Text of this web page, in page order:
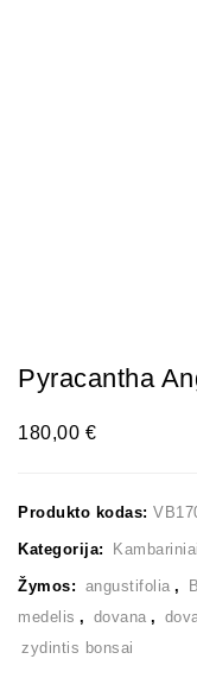
Pyracantha
180,00€
Produkto kodas:
Kategorija:
Žymos: angustifolia ,
medelis , dovana ,
zydintis bonsai